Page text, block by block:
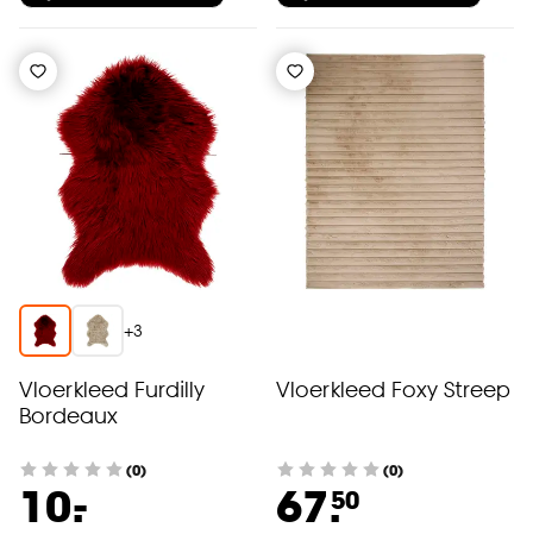
+3
Vloerkleed Furdilly
Bordeaux
(0)
10.
-
Vloerkleed Foxy Streep
(0)
67.50